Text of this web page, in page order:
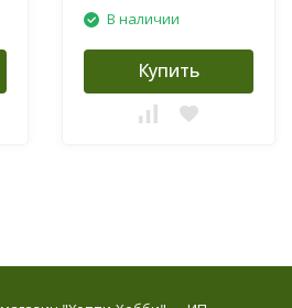
В наличии
Купить